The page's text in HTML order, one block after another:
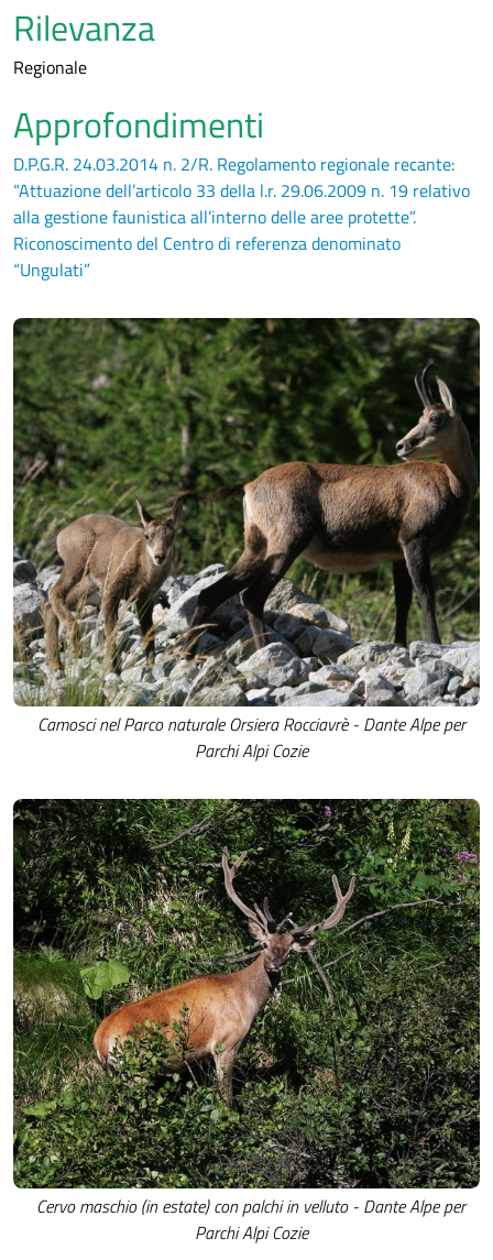
Rilevanza
Regionale
Approfondimenti
D.P.G.R. 24.03.2014 n. 2/R. Regolamento regionale recante:
“Attuazione dell’articolo 33 della l.r. 29.06.2009 n. 19 relativo
alla gestione faunistica all’interno delle aree protette”.
Riconoscimento del Centro di referenza denominato
“Ungulati”
Camosci nel Parco naturale Orsiera Rocciavrè - Dante Alpe per
Parchi Alpi Cozie
Cervo maschio (in estate) con palchi in velluto - Dante Alpe per
Parchi Alpi Cozie